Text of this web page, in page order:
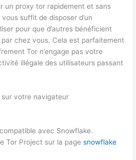
un proxy tor rapidement et sans
suffit de disposer d’un
pour que d’autres bénéficient
par chez vous. Cela est parfaitement
Tor n’engage pas votre
illégale des utilisateurs passant
votre navigateur
avec Snowflake.
Tor Project sur la pagesnowflake